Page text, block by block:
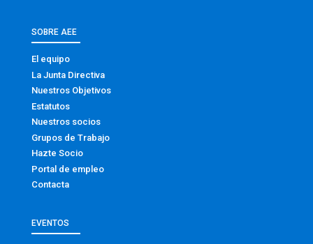
SOBRE AEE
El equipo
La Junta Directiva
Nuestros Objetivos
Estatutos
Nuestros socios
Grupos de Trabajo
Hazte Socio
Portal de empleo
Contacta
EVENTOS